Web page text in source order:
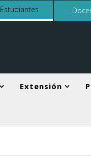
Estudiantes
Extensión